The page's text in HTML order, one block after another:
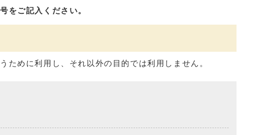
をご記入ください。
めに利用し、それ以外の目的では利用しません。